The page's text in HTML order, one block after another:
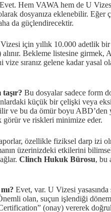
Evet. Hem VAWA hem de U
dosyanıza eklenebilir. Eğer
da güçlendirecektir.
için yıllık 10.000 adetlik bir
Bekleme listesine girmek,
sıranız gelene kadar yasal
Bu dosyalar sadece form
küçük bir çelişki veya
ve bu da ömür boyu ABD’den
görür ve riskleri minimize eder.
özellikle fiziksel darp izi
üzerinizdeki etkilerini
Clinch Hukuk Bürosu, bu
Evet, var. U Vizesi yasasında
olan, suçun işlendiği
(onay) vererek